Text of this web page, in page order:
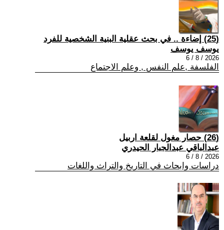
(25) إضاءة .. في بحث عقلية البنية الشخصية للفرد
يوسف يوسف
2026 / 8 / 6
الفلسفة ,علم النفس , وعلم الاجتماع
(26) حصار مغول لقلعة اربيل
عبدالباقي عبدالجبار الحيدري
2026 / 8 / 6
دراسات وابحاث في التاريخ والتراث واللغات